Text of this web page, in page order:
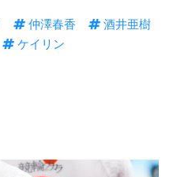
仲澤春香
酒井亜樹
ケイリン